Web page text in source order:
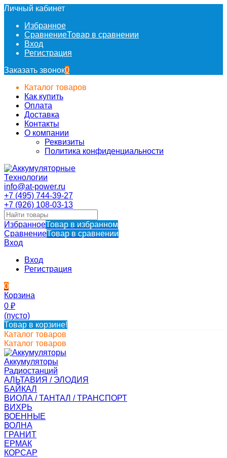
Личный кабинет
Избранное
СравнениеТовар в сравнении
Вход
Регистрация
Заказать звонок0
Каталог товаров
Как купить
Оплата
Доставка
Контакты
О компании
Реквизиты
Политика конфиденциальности
info@at-power.ru
+7 (495) 744-39-27
+7 (926) 108-03-13
ИзбранноеТовар в избранном
СравнениеТовар в сравнении
Вход
Вход
Регистрация
0
Корзина
0 ₽
(пусто)
Товар в корзине!
Каталог товаров
Каталог товаров
Аккумуляторы
Радиостанций
АЛЬТАВИЯ / ЭЛОДИЯ
БАЙКАЛ
ВИОЛА / ТАНТАЛ / ТРАНСПОРТ
ВИХРЬ
ВОЕННЫЕ
ВОЛНА
ГРАНИТ
ЕРМАК
КОРСАР